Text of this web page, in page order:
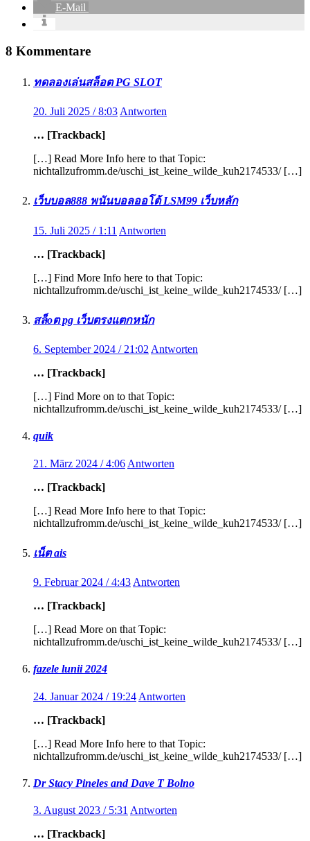
E-Mail
8 Kommentare
ทดลองเล่นสล็อต PG SLOT
20. Juli 2025 / 8:03 Antworten
… [Trackback]
[…] Read More Info here to that Topic:
nichtallzufromm.de/uschi_ist_keine_wilde_kuh2174533/ […]
เว็บบอล888 พนันบอลออโต้ LSM99 เว็บหลัก
15. Juli 2025 / 1:11 Antworten
… [Trackback]
[…] Find More Info here to that Topic:
nichtallzufromm.de/uschi_ist_keine_wilde_kuh2174533/ […]
สล็oต pg เว็บตรงแตกหนัก
6. September 2024 / 21:02 Antworten
… [Trackback]
[…] Find More on to that Topic:
nichtallzufromm.de/uschi_ist_keine_wilde_kuh2174533/ […]
quik
21. März 2024 / 4:06 Antworten
… [Trackback]
[…] Read More Info here to that Topic:
nichtallzufromm.de/uschi_ist_keine_wilde_kuh2174533/ […]
เน็ต ais
9. Februar 2024 / 4:43 Antworten
… [Trackback]
[…] Read More on that Topic:
nichtallzufromm.de/uschi_ist_keine_wilde_kuh2174533/ […]
fazele lunii 2024
24. Januar 2024 / 19:24 Antworten
… [Trackback]
[…] Read More Info here to that Topic:
nichtallzufromm.de/uschi_ist_keine_wilde_kuh2174533/ […]
Dr Stacy Pineles and Dave T Bolno
3. August 2023 / 5:31 Antworten
… [Trackback]